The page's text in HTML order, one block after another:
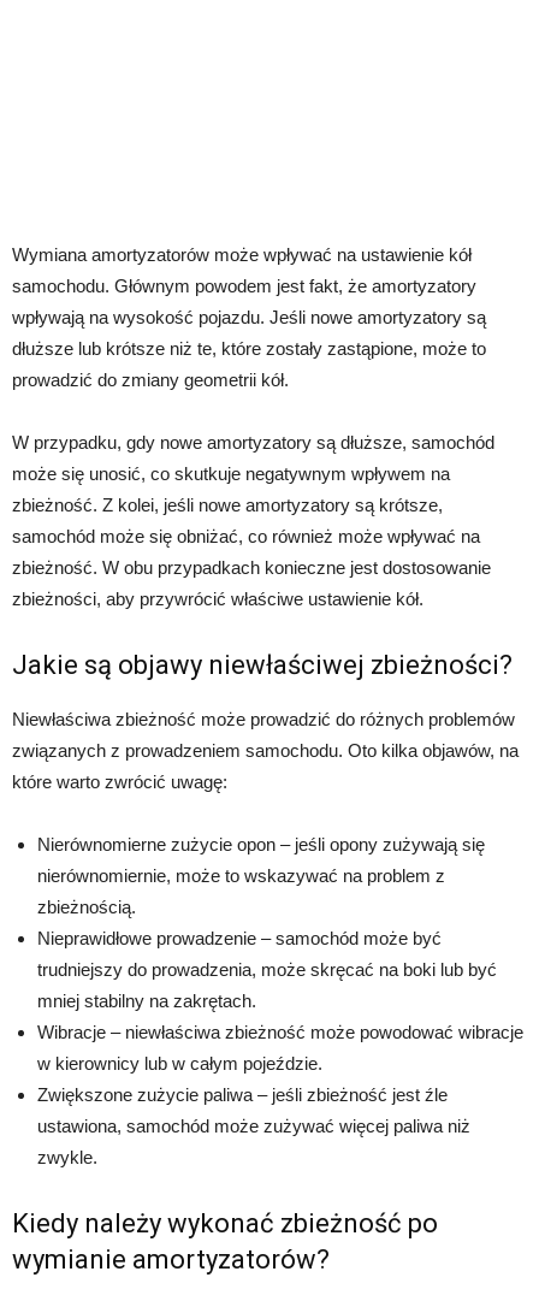
Wymiana amortyzatorów może wpływać na ustawienie kół
samochodu. Głównym powodem jest fakt, że amortyzatory
wpływają na wysokość pojazdu. Jeśli nowe amortyzatory są
dłuższe lub krótsze niż te, które zostały zastąpione, może to
prowadzić do zmiany geometrii kół.
W przypadku, gdy nowe amortyzatory są dłuższe, samochód
może się unosić, co skutkuje negatywnym wpływem na
zbieżność. Z kolei, jeśli nowe amortyzatory są krótsze,
samochód może się obniżać, co również może wpływać na
zbieżność. W obu przypadkach konieczne jest dostosowanie
zbieżności, aby przywrócić właściwe ustawienie kół.
Jakie są objawy niewłaściwej zbieżności?
Niewłaściwa zbieżność może prowadzić do różnych problemów
związanych z prowadzeniem samochodu. Oto kilka objawów, na
które warto zwrócić uwagę:
Nierównomierne zużycie opon – jeśli opony zużywają się
nierównomiernie, może to wskazywać na problem z
zbieżnością.
Nieprawidłowe prowadzenie – samochód może być
trudniejszy do prowadzenia, może skręcać na boki lub być
mniej stabilny na zakrętach.
Wibracje – niewłaściwa zbieżność może powodować wibracje
w kierownicy lub w całym pojeździe.
Zwiększone zużycie paliwa – jeśli zbieżność jest źle
ustawiona, samochód może zużywać więcej paliwa niż
zwykle.
Kiedy należy wykonać zbieżność po
wymianie amortyzatorów?